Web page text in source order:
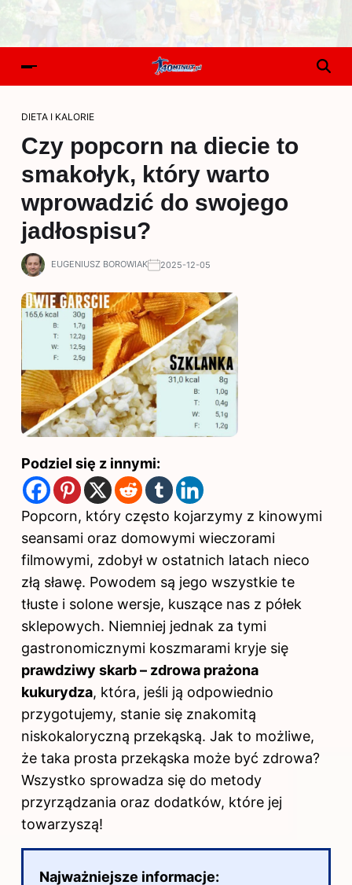
DIETA I KALORIE
Czy popcorn na diecie to
smakołyk, który warto
wprowadzić do swojego
jadłospisu?
EUGENIUSZ BOROWIAK 2025-12-05
Podziel się z innymi:
Popcorn, który często kojarzymy z kinowymi
seansami oraz domowymi wieczorami
filmowymi, zdobył w ostatnich latach nieco
złą sławę. Powodem są jego wszystkie te
tłuste i solone wersje, kuszące nas z półek
sklepowych. Niemniej jednak za tymi
gastronomicznymi koszmarami kryje się
prawdziwy skarb – zdrowa prażona
kukurydza, która, jeśli ją odpowiednio
przygotujemy, stanie się znakomitą
niskokaloryczną przekąską. Jak to możliwe,
że taka prosta przekąska może być zdrowa?
Wszystko sprowadza się do metody
przyrządzania oraz dodatków, które jej
towarzyszą!
Najważniejsze informacje: